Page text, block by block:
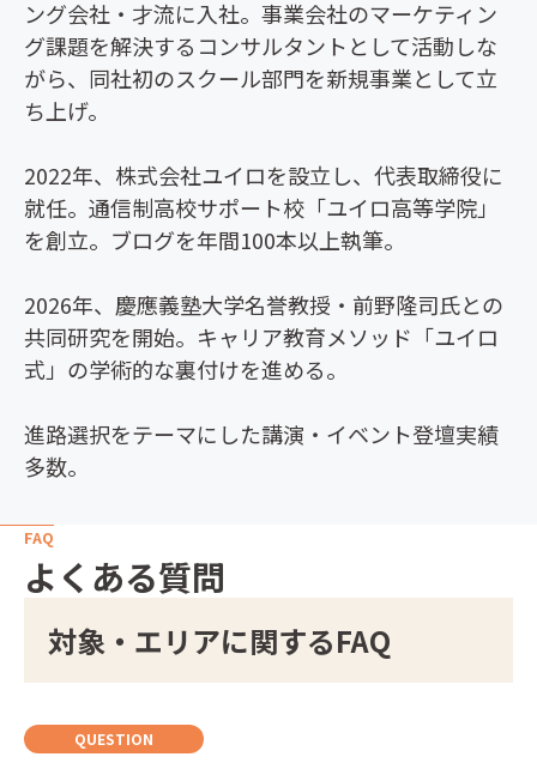
ング会社・才流に入社。事業会社のマーケティン
グ課題を解決するコンサルタントとして活動しな
がら、同社初のスクール部門を新規事業として立
ち上げ。
2022年、株式会社ユイロを設立し、代表取締役に
就任。通信制高校サポート校「ユイロ高等学院」
を創立。ブログを年間100本以上執筆。
2026年、慶應義塾大学名誉教授・前野隆司氏との
共同研究を開始。キャリア教育メソッド「ユイロ
式」の学術的な裏付けを進める。
進路選択をテーマにした講演・イベント登壇実績
多数。
FAQ
よくある質問
対象・エリアに関するFAQ